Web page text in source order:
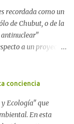
recordada como un
de Chubut, o de la
antinuclear"
a un proyecto
artículo, la
por Javier
democrática
conciencia
y Ecología" que
En esta